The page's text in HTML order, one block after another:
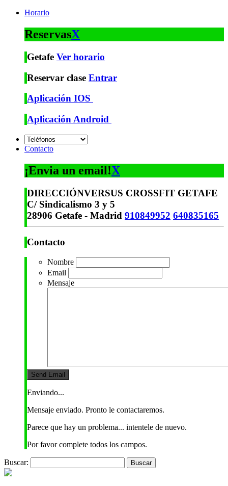
Horario
ReservasX
Getafe Ver horario
Reservar clase Entrar
Aplicación IOS
Aplicación Android
Contacto
¡Envia un email!X
DIRECCIÓNVERSUS CROSSFIT GETAFE
C/ Sindicalismo 3 y 5
28906 Getafe - Madrid 910849952 640835165
Contacto
Nombre
Email
Mensaje
Enviando...
Mensaje enviado. Pronto le contactaremos.
Parece que hay un problema... intentele de nuevo.
Por favor complete todos los campos.
Buscar: